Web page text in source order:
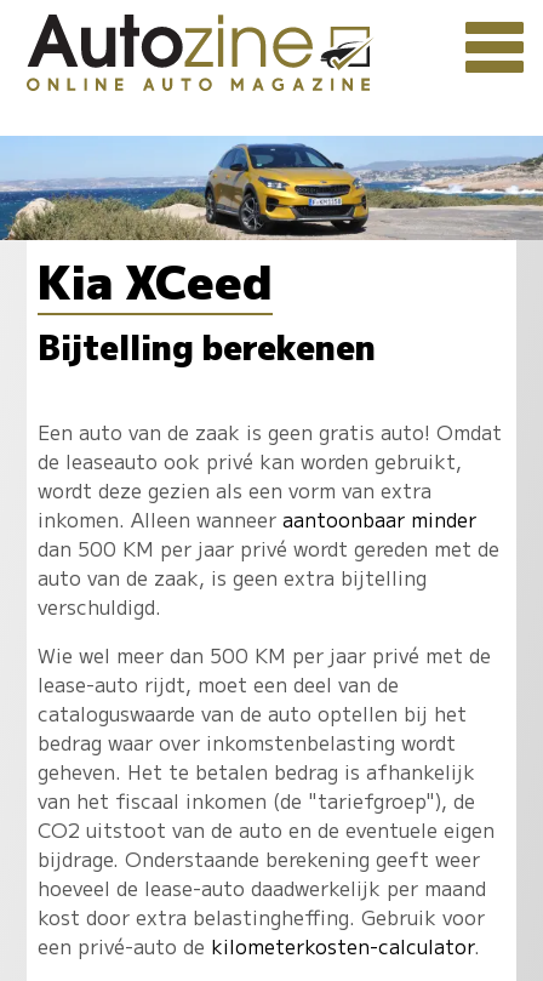
Kia XCeed
Bijtelling berekenen
Een auto van de zaak is geen gratis auto! Omdat
de leaseauto ook privé kan worden gebruikt,
wordt deze gezien als een vorm van extra
inkomen. Alleen wanneer aantoonbaar minder
dan 500 KM per jaar privé wordt gereden met de
auto van de zaak, is geen extra bijtelling
verschuldigd.
Wie wel meer dan 500 KM per jaar privé met de
lease-auto rijdt, moet een deel van de
cataloguswaarde van de auto optellen bij het
bedrag waar over inkomstenbelasting wordt
geheven. Het te betalen bedrag is afhankelijk
van het fiscaal inkomen (de "tariefgroep"), de
CO2 uitstoot van de auto en de eventuele eigen
bijdrage. Onderstaande berekening geeft weer
hoeveel de lease-auto daadwerkelijk per maand
kost door extra belastingheffing. Gebruik voor
een privé-auto de kilometerkosten-calculator.